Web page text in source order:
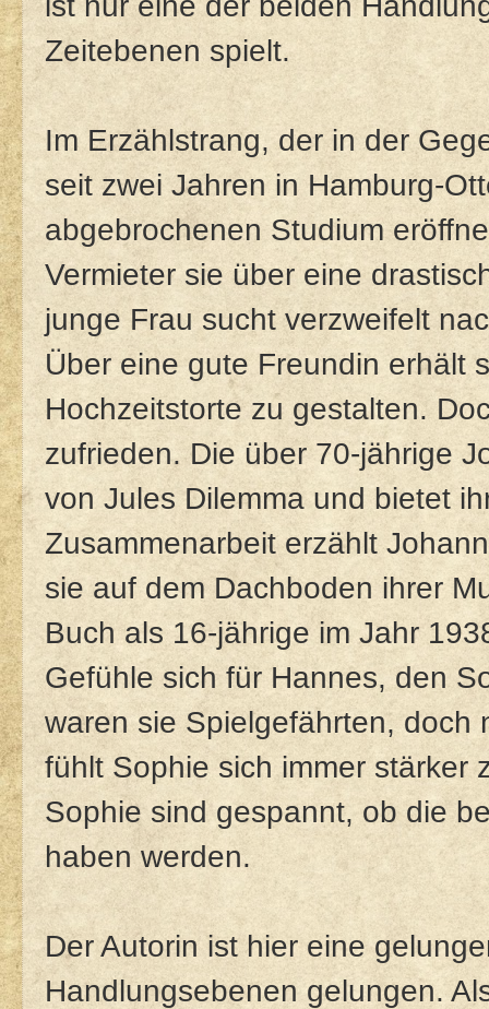
Zeitebenen spielt.
Im Erzählstrang, der in der
seit zwei Jahren in Hamburg-
abgebrochenen Studium
Vermieter sie über eine
junge Frau sucht verzweifelt
Über eine gute Freundin erhält
Hochzeitstorte zu gestalten.
zufrieden. Die über 70-jährige
von Jules Dilemma und bietet
Zusammenarbeit erzählt
sie auf dem Dachboden ihrer
Buch als 16-jährige im Jahr
Gefühle sich für Hannes, den
waren sie Spielgefährten, doch
fühlt Sophie sich immer stärker
Sophie sind gespannt, ob die
haben werden.
Der Autorin ist hier eine
Handlungsebenen gelungen.